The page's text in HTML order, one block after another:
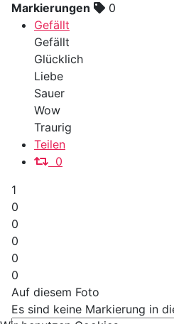
Markierungen
0
Gefällt
Gefällt
Glücklich
Liebe
Sauer
Wow
Traurig
Teilen
0
1
0
0
0
0
0
Auf diesem Foto
Es sind keine Markierung in